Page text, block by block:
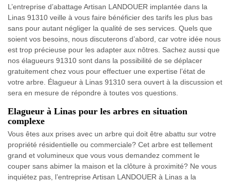
L’entreprise d’abattage Artisan LANDOUER implantée dans la
Linas 91310 veille à vous faire bénéficier des tarifs les plus bas
sans pour autant négliger la qualité de ses services. Quels que
soient vos besoins, nous discuterons d’abord, car votre idée nous
est trop précieuse pour les adapter aux nôtres. Sachez aussi que
nos élagueurs 91310 sont dans la possibilité de se déplacer
gratuitement chez vous pour effectuer une expertise l’état de
votre arbre. Élagueur à Linas 91310 sera ouvert à la discussion et
sera en mesure de répondre à toutes vos questions.
Elagueur à Linas pour les arbres en situation
complexe
Vous êtes aux prises avec un arbre qui doit être abattu sur votre
propriété résidentielle ou commerciale? Cet arbre est tellement
grand et volumineux que vous vous demandez comment le
couper sans abimer la maison et la clôture à proximité? Ne vous
inquiétez pas, l’entreprise Artisan LANDOUER à Linas a la